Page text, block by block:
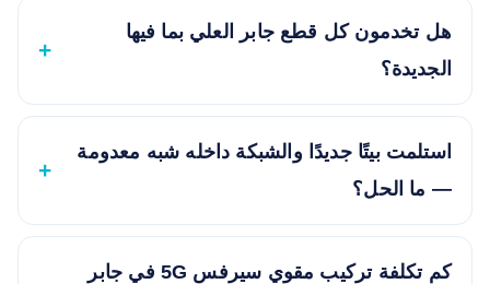
هل تخدمون كل قطع جابر العلي بما فيها
الجديدة؟
استلمت بيتًا جديدًا والشبكة داخله شبه معدومة
— ما الحل؟
كم تكلفة تركيب مقوي سيرفس 5G في جابر